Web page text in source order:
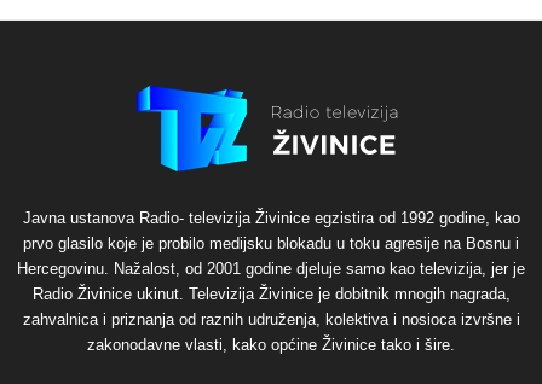
Javna ustanova Radio- televizija Živinice egzistira od 1992 godine, kao
prvo glasilo koje je probilo medijsku blokadu u toku agresije na Bosnu i
Hercegovinu. Nažalost, od 2001 godine djeluje samo kao televizija, jer je
Radio Živinice ukinut. Televizija Živinice je dobitnik mnogih nagrada,
zahvalnica i priznanja od raznih udruženja, kolektiva i nosioca izvršne i
zakonodavne vlasti, kako općine Živinice tako i šire.